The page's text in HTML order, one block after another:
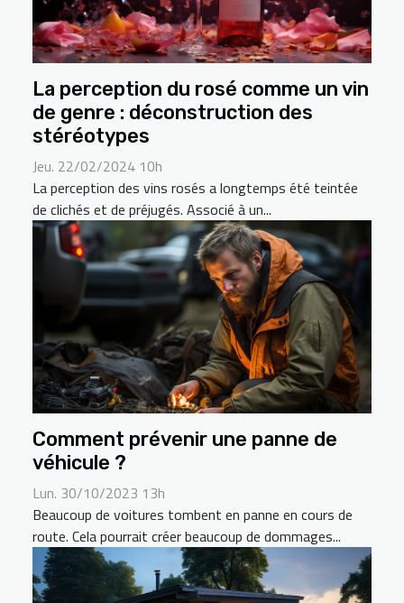
La perception du rosé comme un vin
de genre : déconstruction des
stéréotypes
Jeu. 22/02/2024 10h
La perception des vins rosés a longtemps été teintée
de clichés et de préjugés. Associé à un...
Comment prévenir une panne de
véhicule ?
Lun. 30/10/2023 13h
Beaucoup de voitures tombent en panne en cours de
route. Cela pourrait créer beaucoup de dommages...